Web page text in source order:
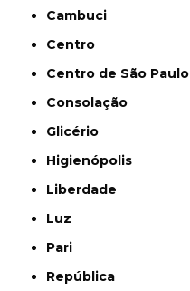
Cambuci
Centro
Centro de São Paulo
Consolação
Glicério
Higienópolis
Liberdade
Luz
Pari
República